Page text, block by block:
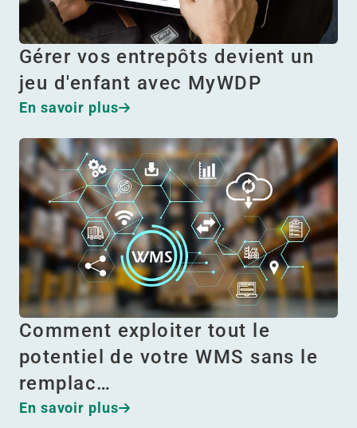
Gérer vos entrepôts devient un
jeu d'enfant avec MyWDP
En savoir plus
Comment exploiter tout le
potentiel de votre WMS sans le
remplac…
En savoir plus